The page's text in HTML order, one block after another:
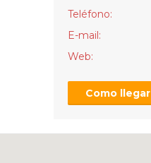
Teléfono:
E-mail:
Web:
Como llegar